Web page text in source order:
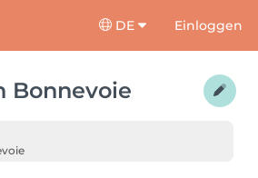
DE Einloggen
Bonnevoie